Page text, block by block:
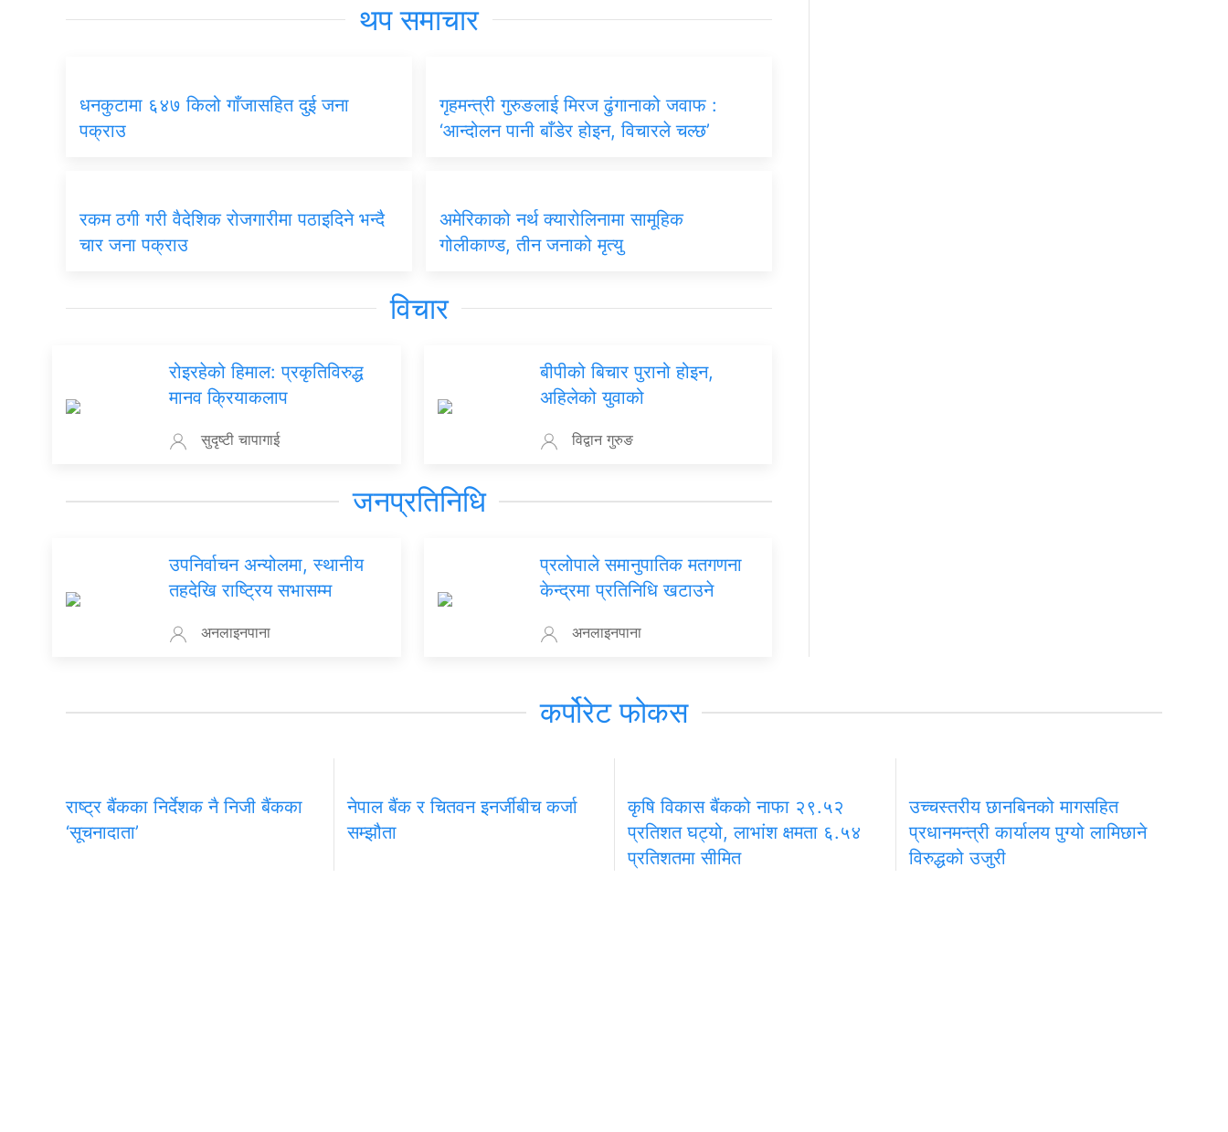
थप समाचार
धनकुटामा ६४७ किलो गाँजासहित दुई जना
पक्राउ
गृहमन्त्री गुरुङलाई मिरज ढुंगानाको जवाफ :
‘आन्दोलन पानी बाँडेर होइन, विचारले चल्छ’
रकम ठगी गरी वैदेशिक रोजगारीमा पठाइदिने भन्दै
चार जना पक्राउ
अमेरिकाको नर्थ क्यारोलिनामा सामूहिक
गोलीकाण्ड, तीन जनाको मृत्यु
विचार
रोइरहेको हिमाल: प्रकृतिविरुद्ध
मानव क्रियाकलाप
सुदृष्टी चापागाई
बीपीको बिचार पुरानो होइन,
अहिलेको युवाको
विद्वान गुरुङ
जनप्रतिनिधि
उपनिर्वाचन अन्योलमा, स्थानीय
तहदेखि राष्ट्रिय सभासम्म
अनलाइनपाना
प्रलोपाले समानुपातिक मतगणना
केन्द्रमा प्रतिनिधि खटाउने
अनलाइनपाना
कर्पोरेट फोकस
राष्ट्र बैंकका निर्देशक नै निजी बैंकका
‘सूचनादाता’
नेपाल बैंक र चितवन इनर्जीबीच कर्जा
सम्झौता
कृषि विकास बैंकको नाफा २९.५२
प्रतिशत घट्यो, लाभांश क्षमता ६.५४
प्रतिशतमा सीमित
उच्चस्तरीय छानबिनको मागसहित
प्रधानमन्त्री कार्यालय पुग्यो लामिछाने
विरुद्धको उजुरी